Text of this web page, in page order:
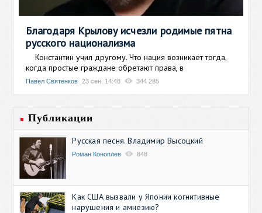
Благодаря Крылову исчезли родимые пятна
русского национализма
Константин учил другому. Что нация возникает тогда,
когда простые граждане обретают права, в
Павел Святенков 23 сен, 14:48 344 285
Публикации
Русская песня. Владимир Высоцкий
Роман Коноплев 848
Как США вызвали у Японии когнитивные
нарушения и амнезию?